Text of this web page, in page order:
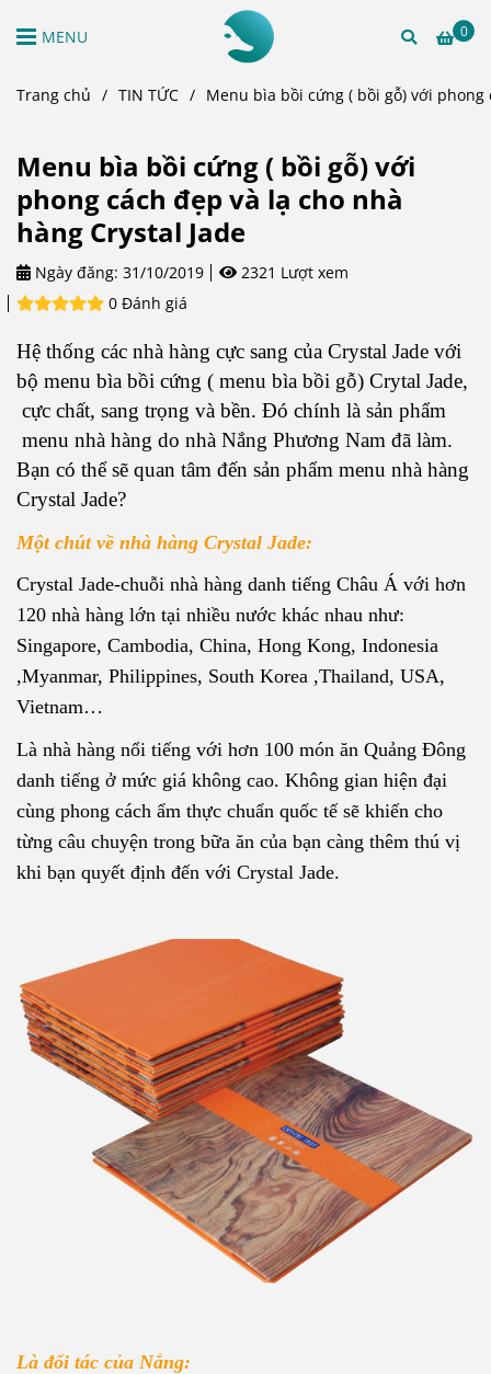
0
MENU
Trang chủ / TIN TỨC / Menu bìa bồi cứng ( bồi gỗ) với phong
Menu bìa bồi cứng ( bồi gỗ) với
phong cách đẹp và lạ cho nhà
hàng Crystal Jade
Ngày đăng: 31/10/2019
2321 Lượt xem
0 Đánh giá
Hệ thống các nhà hàng cực sang của Crystal Jade với
bộ menu bìa bồi cứng ( menu bìa bồi gỗ) Crytal Jade,
cực chất, sang trọng và bền. Đó chính là sản phẩm
menu nhà hàng do nhà Nắng Phương Nam đã làm.
Bạn có thể sẽ quan tâm đến sản phẩm menu nhà hàng
Crystal Jade?
Một chút về nhà hàng Crystal Jade:
Crystal Jade-chuỗi nhà hàng danh tiếng Châu Á với hơn
120 nhà hàng lớn tại nhiều nước khác nhau như:
Singapore, Cambodia, China, Hong Kong, Indonesia
,Myanmar, Philippines, South Korea ,Thailand, USA,
Vietnam…
Là nhà hàng nổi tiếng với hơn 100 món ăn Quảng Đông
danh tiếng ở mức giá không cao. Không gian hiện đại
cùng phong cách ẩm thực chuẩn quốc tế sẽ khiến cho
từng câu chuyện trong bữa ăn của bạn càng thêm thú vị
khi bạn quyết định đến với Crystal Jade.
Là đối tác của Nắng: